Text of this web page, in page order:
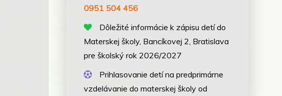
0951 504 456
Dôležité informácie k zápisu detí do
Materskej školy, Bancíkovej 2, Bratislava
pre školský rok 2026/2027
Prihlasovanie detí na predprimárne
vzdelávanie do materskej školy od